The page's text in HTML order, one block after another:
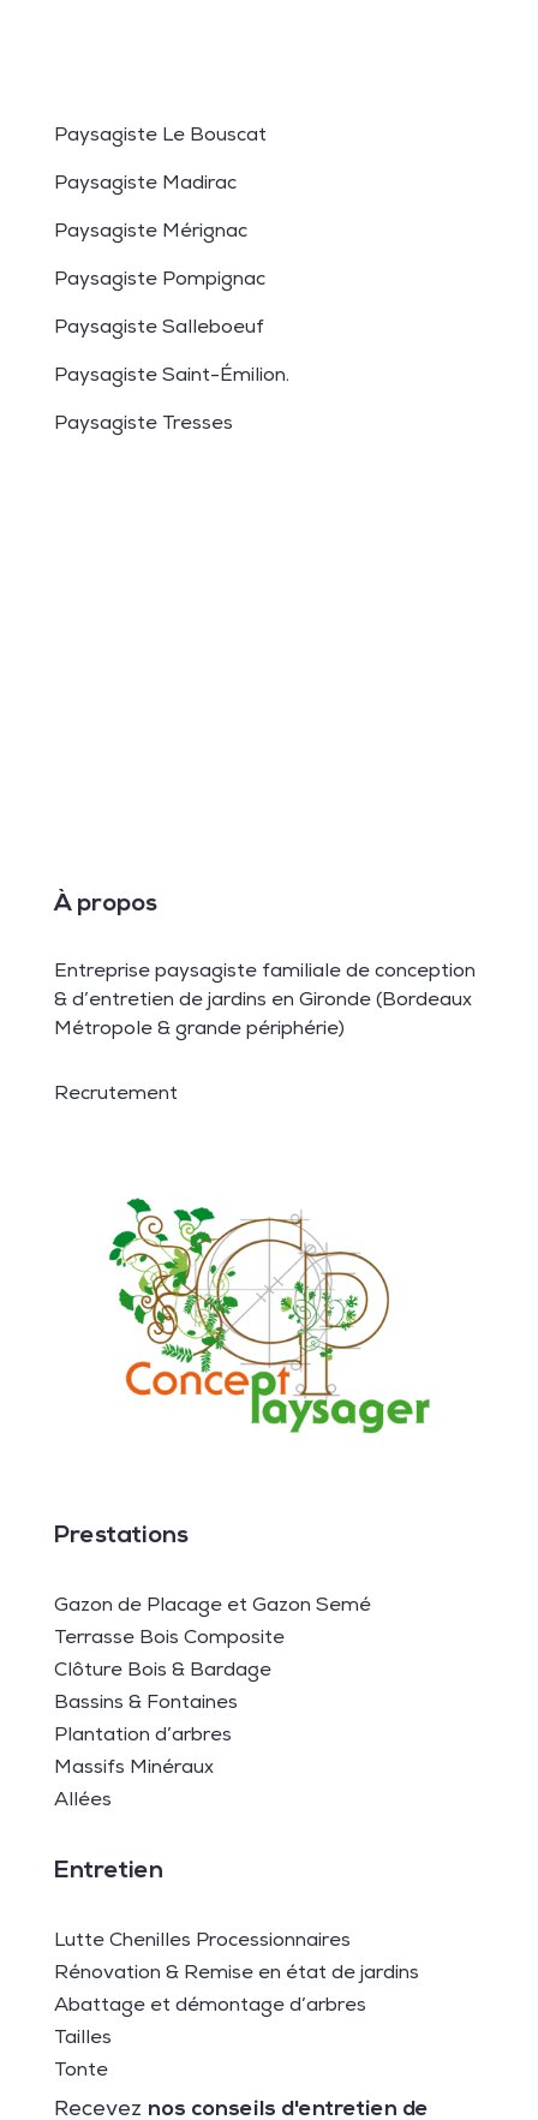
Paysagiste Le Bouscat
Paysagiste Madirac
Paysagiste Mérignac
Paysagiste Pompignac
Paysagiste Salleboeuf
Paysagiste Saint-Émilion.
Paysagiste Tresses
À propos
Entreprise paysagiste familiale de conception
& d’entretien de jardins en Gironde (Bordeaux
Métropole & grande périphérie)
Recrutement
Prestations
Gazon de Placage et Gazon Semé
Terrasse Bois Composite
Clôture Bois & Bardage
Bassins & Fontaines
Plantation d’arbres
Massifs Minéraux
Allées
Entretien
Lutte Chenilles Processionnaires
Rénovation & Remise en état de jardins
Abattage et démontage d’arbres
Tailles
Tonte
Recevez nos conseils d'entretien de